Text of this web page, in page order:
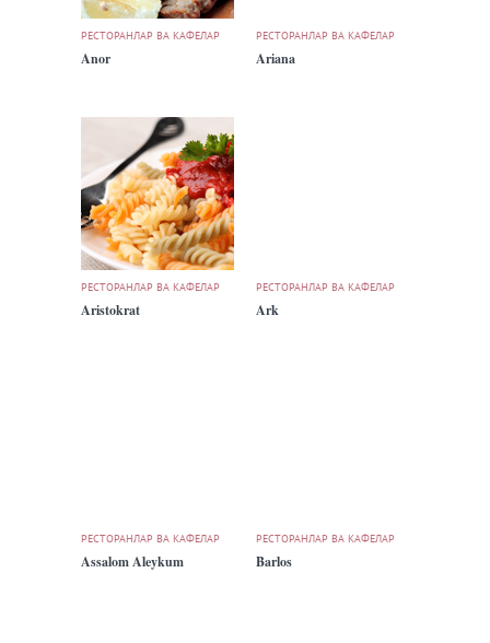
РЕСТОРАНЛАР ВА КАФЕЛАР
Anor
РЕСТОРАНЛАР ВА КАФЕЛАР
Ariana
РЕСТОРАНЛАР ВА КАФЕЛАР
Aristokrat
РЕСТОРАНЛАР ВА КАФЕЛАР
Ark
РЕСТОРАНЛАР ВА КАФЕЛАР
Assalom Aleykum
РЕСТОРАНЛАР ВА КАФЕЛАР
Barlos